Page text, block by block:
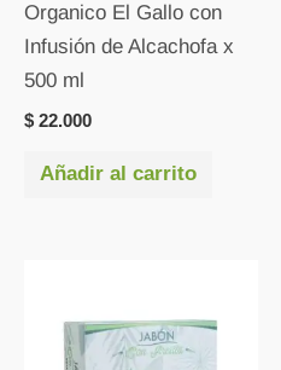
Organico El Gallo con
Infusión de Alcachofa x
500 ml
$ 22.000
Añadir al carrito